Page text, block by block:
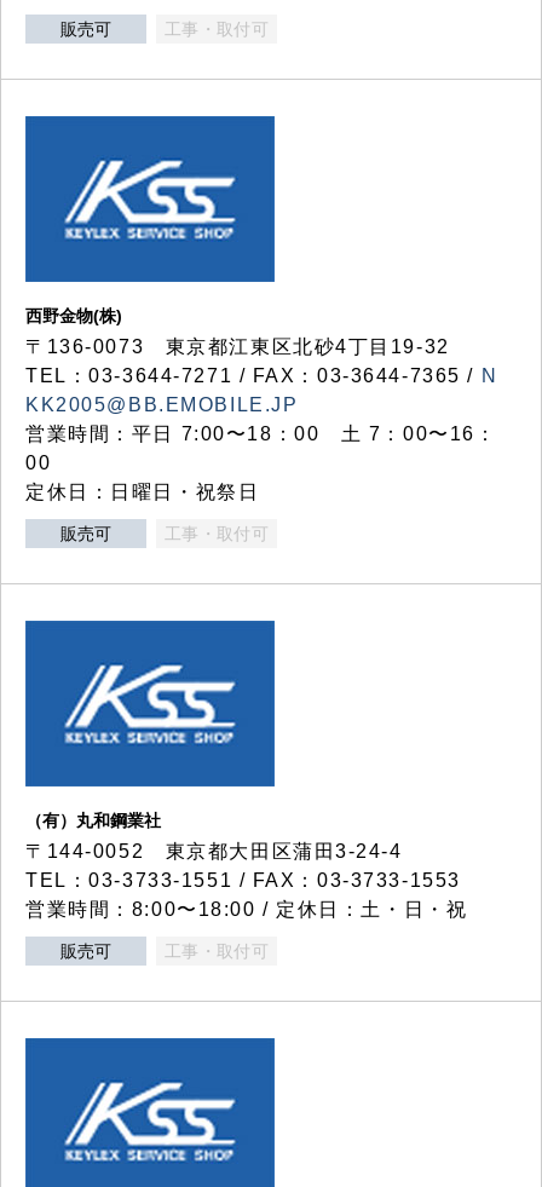
販売可 工事・取付可
西野金物(株)
〒136-0073 東京都江東区北砂4丁目19-32
TEL：03‐3644‐7271 / FAX：03-3644-7365 / N
KK2005@BB.EMOBILE.JP
営業時間：平日 7:00〜18：00 土 7：00〜16：
00
定休日：日曜日・祝祭日
販売可 工事・取付可
（有）丸和鋼業社
〒144-0052 東京都大田区蒲田3-24-4
TEL：03-3733-1551 / FAX：03-3733-1553
営業時間：8:00〜18:00 / 定休日：土・日・祝
販売可 工事・取付可